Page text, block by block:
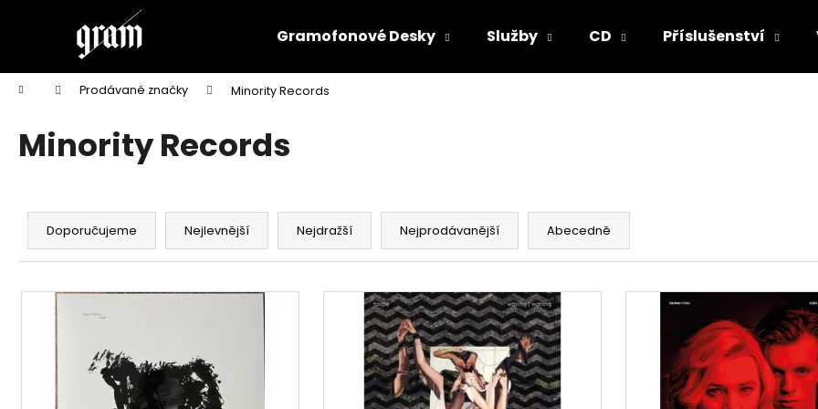
Gramofonové Desky Služby CD Příslušenství
Domů Prodávané značky Minority Records
Minority Records
Ř
z
Doporučujeme Nejlevnější Nejdražší Nejprodávanější Abecedně
V
í
Zpět
do
obchodu
Zpět
do
obchodu
Doporučujeme